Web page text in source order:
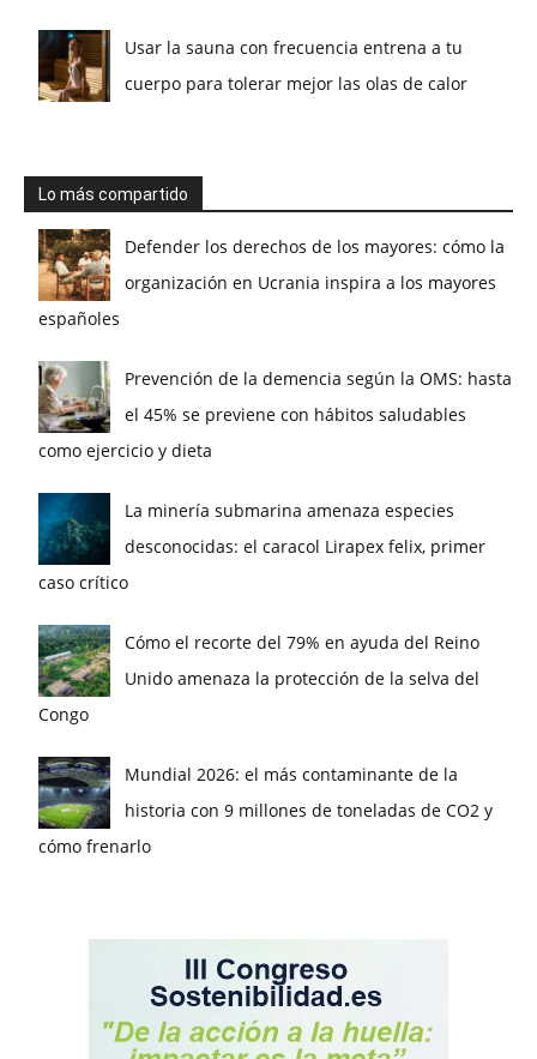
Usar la sauna con frecuencia entrena a tu
cuerpo para tolerar mejor las olas de calor
Lo más compartido
Defender los derechos de los mayores: cómo la
organización en Ucrania inspira a los mayores
españoles
Prevención de la demencia según la OMS: hasta
el 45% se previene con hábitos saludables
como ejercicio y dieta
La minería submarina amenaza especies
desconocidas: el caracol Lirapex felix, primer
caso crítico
Cómo el recorte del 79% en ayuda del Reino
Unido amenaza la protección de la selva del
Congo
Mundial 2026: el más contaminante de la
historia con 9 millones de toneladas de CO2 y
cómo frenarlo